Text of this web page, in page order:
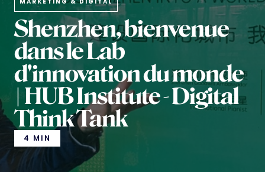
Shenzhen, bienvenue
dans le Lab
d'innovation du monde
| HUB Institute - Digital
Think Tank
4 MIN